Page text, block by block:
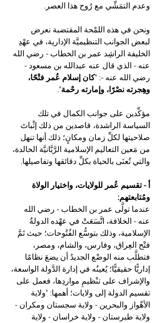
وعدم التمَشِّي مع رُوح هذا العصر.
ونحن في هذه اللمْحة المقتضبة نعرض
لبعض الجوانب التنظيميَّة الإدارية، في عهْدِ
الخليفة الراشِد عمر بن الخطاب - رضي الله
عنه - الذي قال عنه عبدالله بن مسعود -
رضي الله عنه -: "كان إسلام عُمر فتْحًا،
وهِجرته نصْرًا، وإمارته رحْمة".
مؤكِّدين على جوانب الكمال في تلك
السياسة الراشدة، قاصدين من ذلك إثْباتَ
صلاحيتها لكلِّ زمان ومكانٍ؛ ذلك أنها تنهل
من مَعين التعاليم الإسلامية الرَّبَّانيَّة الخالدة،
والتي تُعنَى بالحياة بكلِّ دقائقها وتفاصيلها.
أ - تقسيم عُمر للولايات، واختيار الولاة
ومُتابعتهم:
عندما تولَّى عمر بن الخطاب - رضي الله
عنه - الخلافة، اتَّسَعَتْ في عهْده الدولةُ
الإسلامية، وذلك بتوسُّع الفُتُوحات؛ حيث تَمَّ
فتْح العِراق، وفارس، والشام، ومصر،
فتطلَّب منه الوضْع الجديدُ أن يضعَ نظامًا
إداريًّا حقيقيًّا؛ يُعينُه في إدارة الدَّولة الواسعة،
والإشراف على تنْظيمِ مواردِها، فعمل على
تقسيم الدولة إلى ولايات؛ أهمها: "ولاية
الأهْواز والبحرين - ولاية سجستان ومكران -
ولاية طبرستان - ولاية خراسان - ولاية